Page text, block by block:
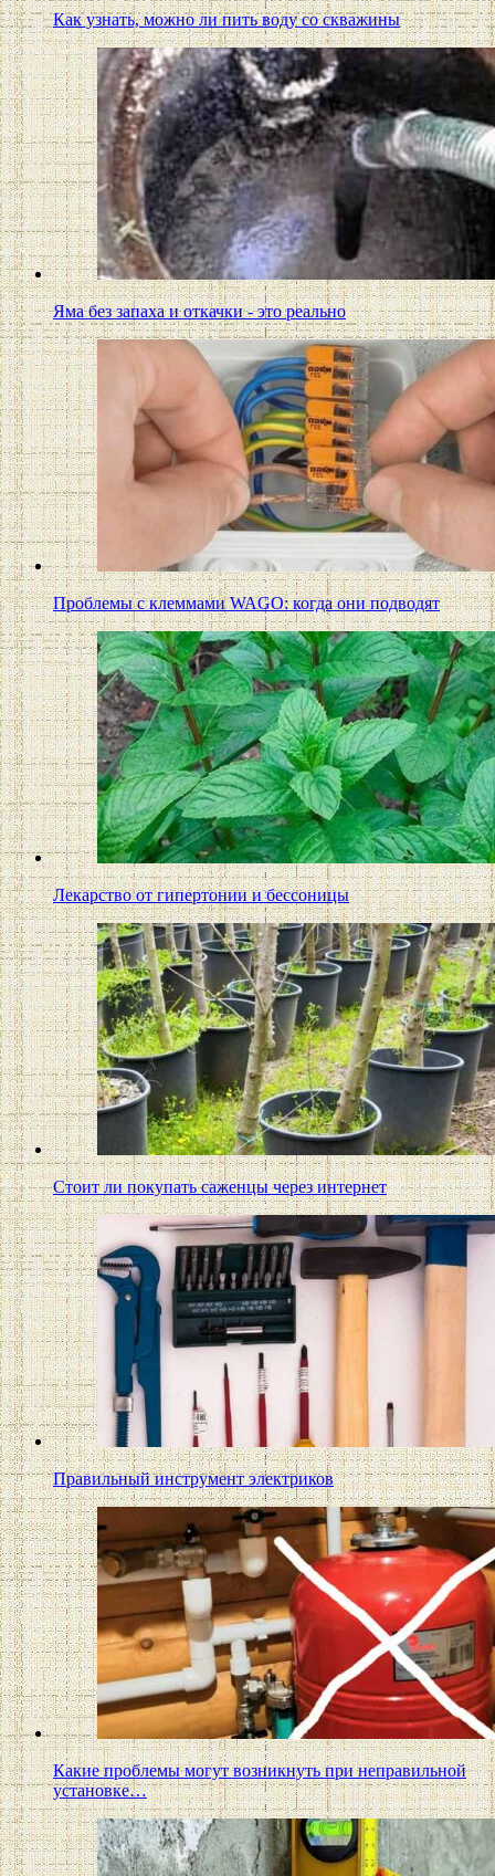
Как узнать, можно ли пить воду со скважины
Яма без запаха и откачки - это реально
Проблемы с клеммами WAGO: когда они подводят
Лекарство от гипертонии и бессоницы
Стоит ли покупать саженцы через интернет
Правильный инструмент электриков
Какие проблемы могут возникнуть при неправильной
установке…